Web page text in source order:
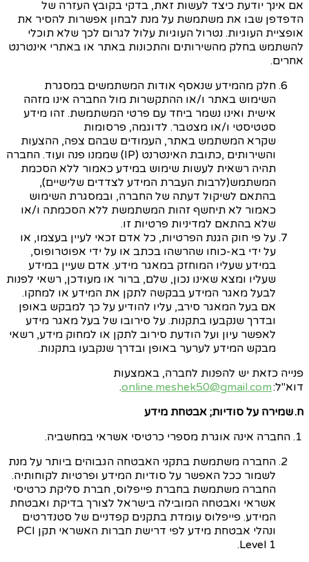
אם אינך יודעת כיצד לעשות זאת, בדקי בקובץ העזרה של
הדפדפן שבו את משתמשת על מנת לבחון אפשרות להסיר את
אופציית העוגיות. נטרול העוגיות עלול לגרום לכך שלא תוכלי
להשתמש בחלק מהשירותים והתכונות באתר או באתרי אינטרנט
אחרים.
חלק מהמידע שנאסף אודות המשתמשים במסגרת
השימוש באתר ו/או ההתקשרות מול החברה אינו מזהה
אישית ואינו נשמר ביחד עם פרטי המשתמשת. זהו מידע
סטטיסטי ו/או מצטבר. לדוגמה, פרסומות
שקרא המשתמש באתר, העמודים שבהם צפה, ההצעות
והשירותים ,כתובת האינטרנט (IP) שממנו פנה ועוד. החברה
תהיה רשאית לעשות שימוש במידע כאמור ללא הסכמת
המשתמש(לרבות העברת המידע לצדדים שלישיים),
בהתאם לשיקול דעתה של החברה, ובמסגרת השימוש
כאמור לא תיחשף זהות המשתמשת ללא הסכמתה ו/או
שלא בהתאם למדיניות פרטיות זו.
על פי חוק הגנת הפרטיות, כל אדם זכאי לעיין בעצמו, או
על ידי בא-כוחו שהרשהו בכתב או על ידי אפוטרופוס,
במידע שעליו המוחזק במאגר מידע. אדם שעיין במידע
שעליו ומצא שאינו נכון, שלם, ברור או מעודכן, רשאי לפנות
לבעל מאגר המידע בבקשה לתקן את המידע או למחקו.
אם בעל המאגר סירב, עליו להודיע על כך למבקש באופן
ובדרך שנקבעו בתקנות. על סירובו של בעל מאגר מידע
לאפשר עיון ועל הודעת סירוב לתקן או למחוק מידע, רשאי
מבקש המידע לערער באופן ובדרך שנקבעו בתקנות.
פנייה כזאת יש להפנות לחברה, באמצעות
דוא"ל:online.meshek50@gmail.com
.
ח. שמירה על סודיות; אבטחת מידע
החברה משתמשת בתקני האבטחה הגבוהים ביותר על מנת
לשמור ככל האפשר על סודיות המידע ופרטיות לקוחותיה.
החברה משתמשת בחברת פייפלוס, חברת סליקת כרטיסי
אשראי ואבטחה המובילה בישראל לצורך בדיקת ואבטחת
המידע. פייפלוס עומדת בתקנים קפדניים של סטנדרטים
ונהלי אבטחת מידע לפי דרישת חברות האשראי תקן PCI
Level 1
.